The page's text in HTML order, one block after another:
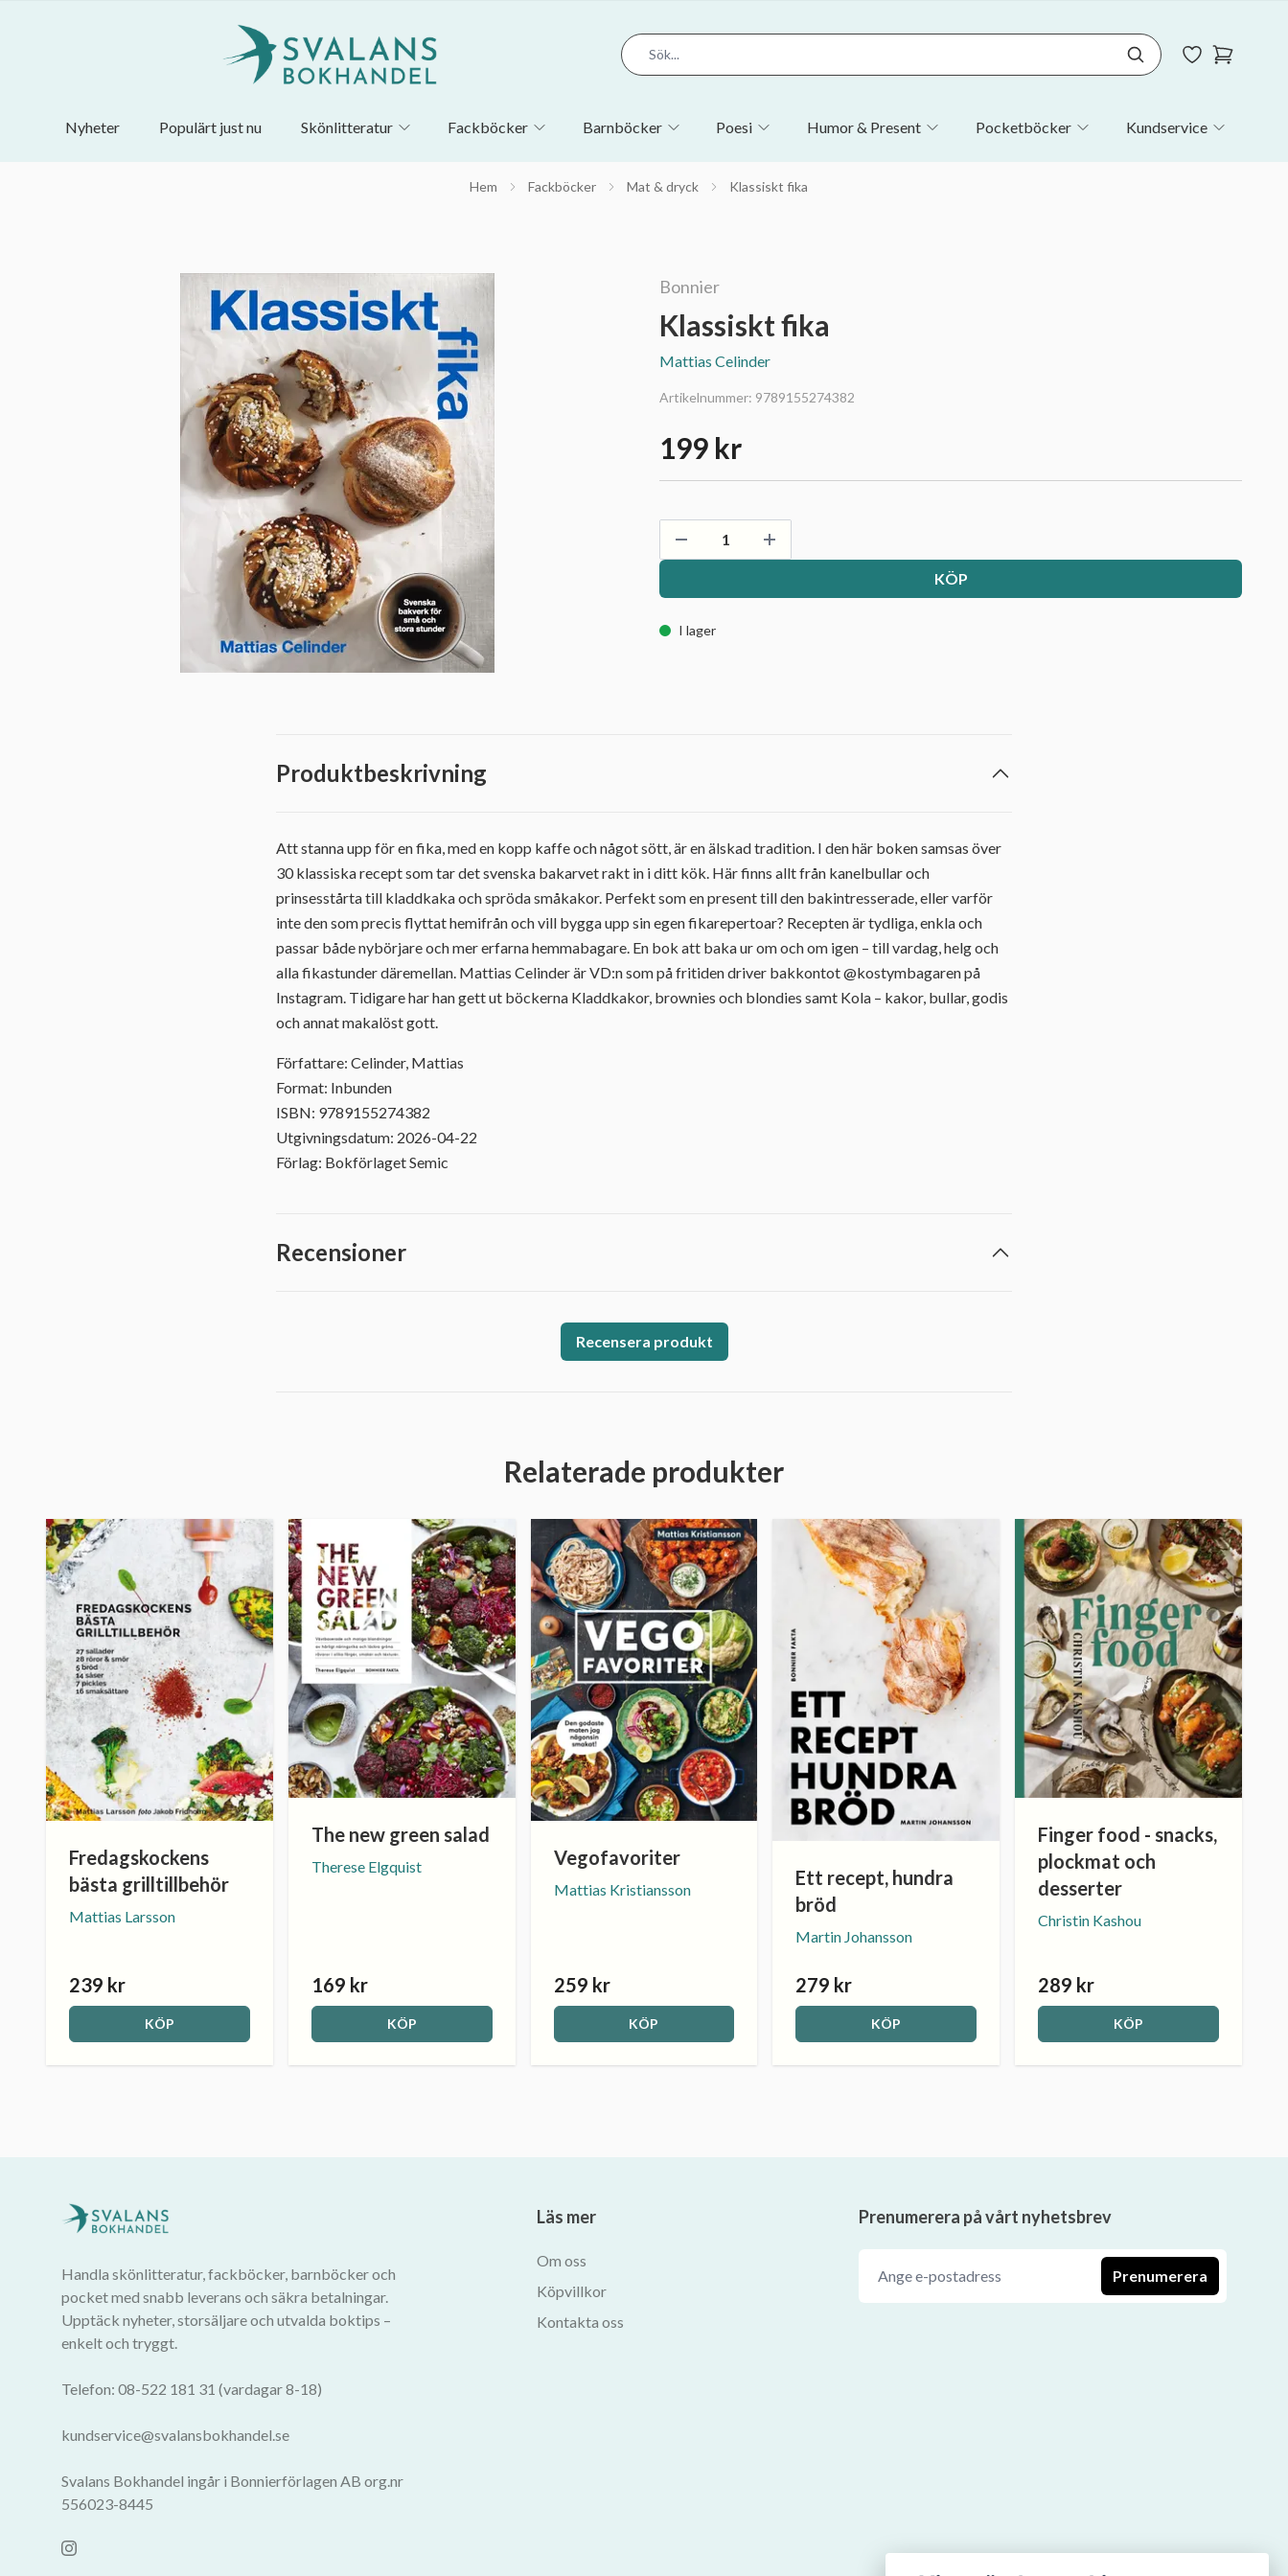
Nyheter Populärt just nu Skönlitteratur Fackböcker Barnböcker Poesi Humor & Present Pocketböcker Kundservice
Hem Fackböcker Mat & dryck Klassiskt fika
Bonnier
Klassiskt fika
Mattias Celinder
Artikelnummer: 9789155274382
199 kr
KÖP
I lager
Produktbeskrivning
Att stanna upp för en fika, med en kopp kaffe och något sött, är en älskad tradition. I den här boken samsas över
30 klassiska recept som tar det svenska bakarvet rakt in i ditt kök. Här finns allt från kanelbullar och
prinsesstårta till kladdkaka och spröda småkakor. Perfekt som en present till den bakintresserade, eller varför
inte den som precis flyttat hemifrån och vill bygga upp sin egen fikarepertoar? Recepten är tydliga, enkla och
passar både nybörjare och mer erfarna hemmabagare. En bok att baka ur om och om igen – till vardag, helg och
alla fikastunder däremellan. Mattias Celinder är VD:n som på fritiden driver bakkontot @kostymbagaren på
Instagram. Tidigare har han gett ut böckerna Kladdkakor, brownies och blondies samt Kola – kakor, bullar, godis
och annat makalöst gott.
Författare: Celinder, Mattias
Format: Inbunden
ISBN: 9789155274382
Utgivningsdatum: 2026-04-22
Förlag: Bokförlaget Semic
Recensioner
Recensera produkt
Relaterade produkter
Fredagskockens
bästa grilltillbehör
Mattias Larsson
239 kr
KÖP
The new green salad
Therese Elgquist
169 kr
KÖP
Vegofavoriter
Mattias Kristiansson
259 kr
KÖP
Ett recept, hundra
bröd
Martin Johansson
279 kr
KÖP
Finger food - snacks,
plockmat och
desserter
Christin Kashou
289 kr
KÖP
Handla skönlitteratur, fackböcker, barnböcker och
pocket med snabb leverans och säkra betalningar.
Upptäck nyheter, storsäljare och utvalda boktips –
enkelt och tryggt.
Telefon: 08-522 181 31 (vardagar 8-18)
kundservice@svalansbokhandel.se
Svalans Bokhandel ingår i Bonnierförlagen AB org.nr
556023-8445
Läs mer
Om oss
Köpvillkor
Kontakta oss
Prenumerera på vårt nyhetsbrev
Prenumerera